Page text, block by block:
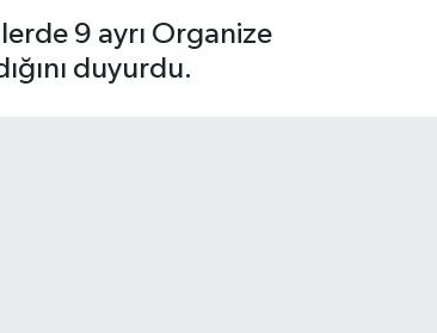
9 ayrı Organize
duyurdu.